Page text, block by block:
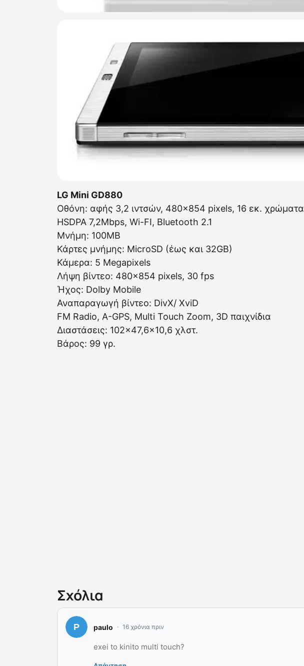
LG Mini GD880
Οθόνη: αφής 3,2 ιντσών, 480×854 pixels, 16 εκ. χρώματα
HSDPA 7,2Mbps, Wi-FI, Bluetooth 2.1
Μνήμη: 100MB
Κάρτες μνήμης: MicroSD (έως και 32GB)
Κάμερα: 5 Megapixels
Λήψη βίντεο: 480×854 pixels, 30 fps
Ήχος: Dolby Mobile
Αναπαραγωγή βίντεο: DivX/ XviD
FM Radio, A-GPS, Multi Touch Zoom, 3D παιχνίδια
Διαστάσεις: 102×47,6×10,6 χλστ.
Βάρος: 99 γρ.
Σχόλια
paulo 16 χρόνια πριν
exei to kinito multi touch?